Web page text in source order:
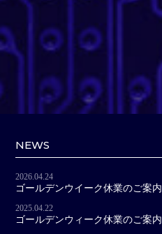
NEWS
2026.04.24
ゴールデンウイーク休業のご案内
2025.04.22
ゴールデンウィーク休業のご案内